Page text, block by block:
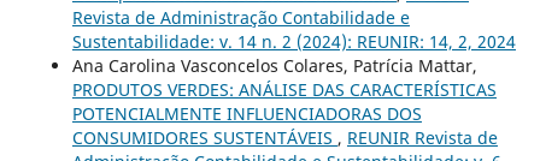
Revista de Administração Contabilidade e
Sustentabilidade: v. 14 n. 2 (2024): REUNIR: 14, 2, 2024
Ana Carolina Vasconcelos Colares, Patrícia Mattar,
PRODUTOS VERDES: ANÁLISE DAS CARACTERÍSTICAS
POTENCIALMENTE INFLUENCIADORAS DOS
CONSUMIDORES SUSTENTÁVEIS , REUNIR Revista de